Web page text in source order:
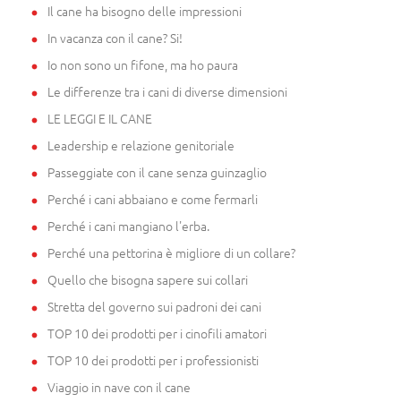
Il cane ha bisogno delle impressioni
In vacanza con il cane? Si!
Io non sono un fifone, ma ho paura
Le differenze tra i cani di diverse dimensioni
LE LEGGI E IL CANE
Leadership e relazione genitoriale
Passeggiate con il cane senza guinzaglio
Perché i cani abbaiano e come fermarli
Perché i cani mangiano l'erba.
Perché una pettorina è migliore di un collare?
Quello che bisogna sapere sui collari
Stretta del governo sui padroni dei cani
TOP 10 dei prodotti per i cinofili amatori
TOP 10 dei prodotti per i professionisti
Viaggio in nave con il cane